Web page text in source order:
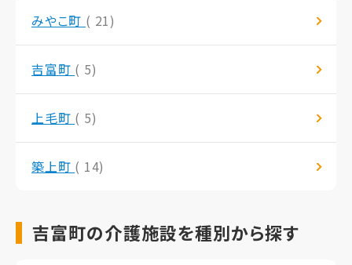
みやこ町 ( 21)
吉富町 ( 5)
上毛町 ( 5)
築上町 ( 14)
吉富町の介護施設を種別から探す